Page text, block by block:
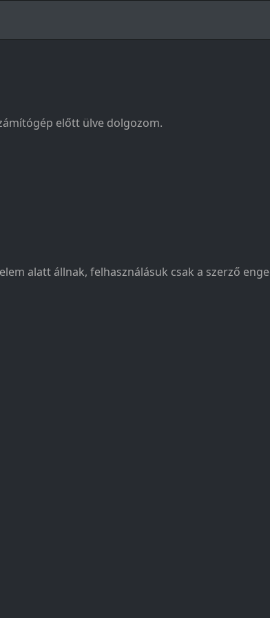
előtt ülve dolgozom.
alatt állnak, felhasználásuk csak a szerző